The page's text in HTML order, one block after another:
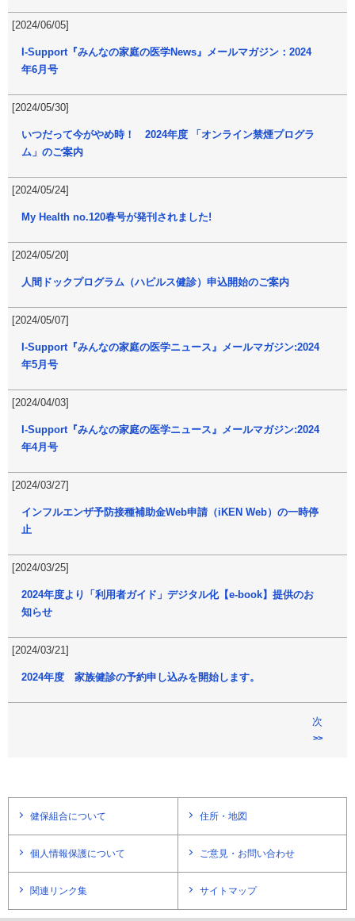
[2024/06/05]
I-Support『みんなの家庭の医学News』メールマガジン：2024
年6月号
[2024/05/30]
いつだって今がやめ時！ 2024年度 「オンライン禁煙プログラ
ム」のご案内
[2024/05/24]
My Health no.120春号が発刊されました!
[2024/05/20]
人間ドックプログラム（ハピルス健診）申込開始のご案内
[2024/05/07]
I-Support『みんなの家庭の医学ニュース』メールマガジン:2024
年5月号
[2024/04/03]
I-Support『みんなの家庭の医学ニュース』メールマガジン:2024
年4月号
[2024/03/27]
インフルエンザ予防接種補助金Web申請（iKEN Web）の一時停
止
[2024/03/25]
2024年度より「利用者ガイド」デジタル化【e-book】提供のお
知らせ
[2024/03/21]
2024年度 家族健診の予約申し込みを開始します。
次
>>
健保組合について 住所・地図
個人情報保護について ご意見・お問い合わせ
関連リンク集 サイトマップ